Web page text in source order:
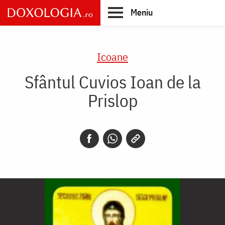
Skip
to
main
Meniu
Icoane
Sfântul Cuvios Ioan de la
Prislop